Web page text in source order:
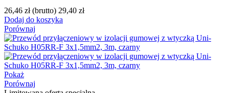
26,46 zł (brutto) 29,40 zł
Dodaj do koszyka
Porównaj
Pokaż
Porównaj